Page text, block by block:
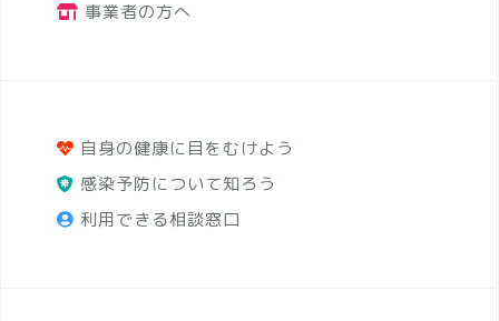
事業者の方へ
自身の健康に目をむけよう
感染予防について知ろう
利用できる相談窓口